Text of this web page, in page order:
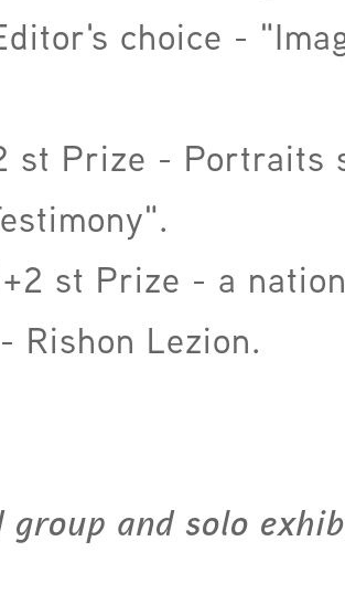
choice -
st Prize - Portraits
st Prize - a
Rishon Lezion.
group and solo